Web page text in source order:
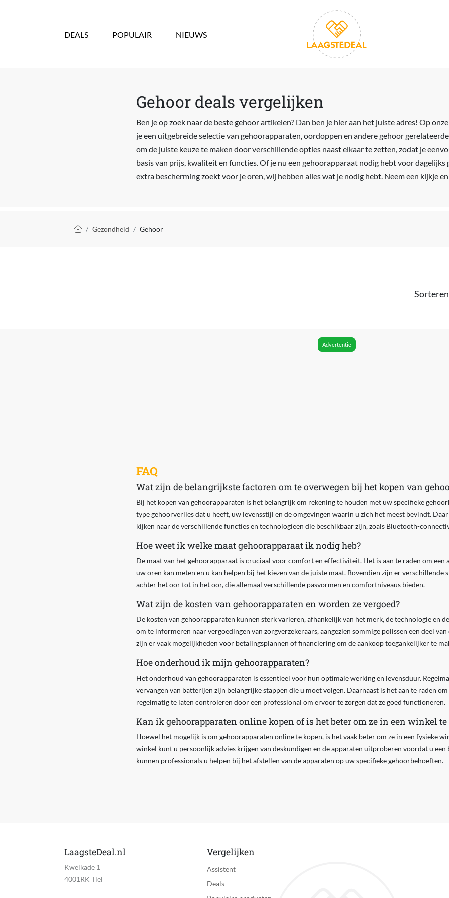
DEALS POPULAIR NIEUWS
Gehoor deals vergelijken
Ben je op zoek naar de beste gehoor artikelen? Dan ben je hier aan het juiste adres! Op
je een uitgebreide selectie van gehoorapparaten, oordoppen en andere gehoor
om de juiste keuze te maken door verschillende opties naast elkaar te zetten, zodat je
basis van prijs, kwaliteit en functies. Of je nu een gehoorapparaat nodig hebt voor
extra bescherming zoekt voor je oren, wij hebben alles wat je nodig hebt. Neem een kijkje
Kruimelpad
Gezondheid Gehoor
Advertentie
FAQ
Wat zijn de belangrijkste factoren om te overwegen bij het kopen van
Bij het kopen van gehoorapparaten is het belangrijk om rekening te houden met uw specifieke
type gehoorverlies dat u heeft, uw levensstijl en de omgevingen waarin u zich het meest bevindt.
kijken naar de verschillende functies en technologieën die beschikbaar zijn, zoals Bluetooth-
Hoe weet ik welke maat gehoorapparaat ik nodig heb?
De maat van het gehoorapparaat is cruciaal voor comfort en effectiviteit. Het is aan te raden om een
uw oren kan meten en u kan helpen bij het kiezen van de juiste maat. Bovendien zijn er verschillende
achter het oor tot in het oor, die allemaal verschillende pasvormen en comfortniveaus bieden.
Wat zijn de kosten van gehoorapparaten en worden ze vergoed?
De kosten van gehoorapparaten kunnen sterk variëren, afhankelijk van het merk, de technologie en
om te informeren naar vergoedingen van zorgverzekeraars, aangezien sommige polissen een deel
zijn er vaak mogelijkheden voor betalingsplannen of financiering om de aankoop toegankelijker te
Hoe onderhoud ik mijn gehoorapparaten?
Het onderhoud van gehoorapparaten is essentieel voor hun optimale werking en levensduur.
vervangen van batterijen zijn belangrijke stappen die u moet volgen. Daarnaast is het aan te raden
regelmatig te laten controleren door een professional om ervoor te zorgen dat ze goed functioneren.
Kan ik gehoorapparaten online kopen of is het beter om ze in een winkel te
Hoewel het mogelijk is om gehoorapparaten online te kopen, is het vaak beter om ze in een fysieke
winkel kunt u persoonlijk advies krijgen van deskundigen en de apparaten uitproberen voordat u een
kunnen professionals u helpen bij het afstellen van de apparaten op uw specifieke gehoorbehoeften.
LaagsteDeal.nl
Kwelkade 1
4001RK Tiel
Vergelijken
Assistent
Deals